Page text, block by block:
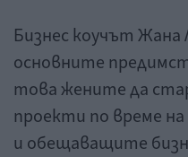
Бизнес коучът Жана
основните
това жените да
проекти по време
и обещаващите